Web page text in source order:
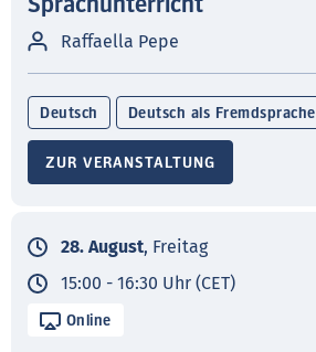
Raffaella Pepe
Deutsch Deutsch als Fremdsprache
ZUR VERANSTALTUNG
28. August, Freitag
15:00 - 16:30 Uhr (CET)
Online